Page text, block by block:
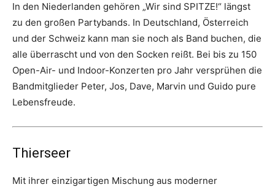
In den Niederlanden gehören „Wir sind SPITZE!“ längst
zu den großen Partybands. In Deutschland, Österreich
und der Schweiz kann man sie noch als Band buchen, die
alle überrascht und von den Socken reißt. Bei bis zu 150
Open-Air- und Indoor-Konzerten pro Jahr versprühen die
Bandmitglieder Peter, Jos, Dave, Marvin und Guido pure
Lebensfreude.
Thierseer
Mit ihrer einzigartigen Mischung aus moderner